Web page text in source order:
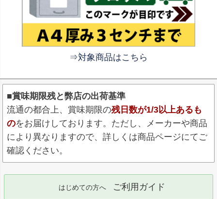
⇒対象商品はこちら
■賞味期限残と弊店の出荷基準
流通の都合上、賞味期限の残日数が1/3以上あるも
のをお届けしております。ただし、メーカーや商品
により異なりますので、詳しくは商品ページにてご
確認ください。
はじめての方へ ご利用ガイド